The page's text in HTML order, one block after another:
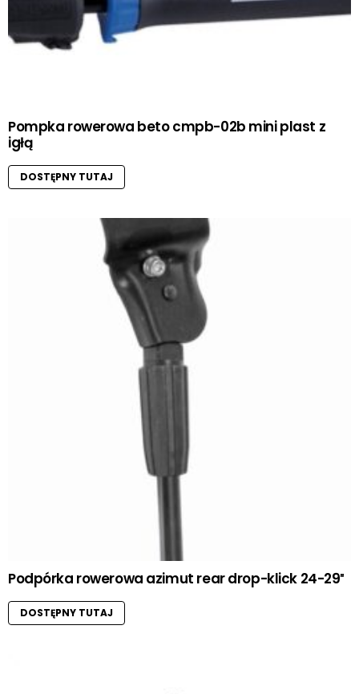
Pompka rowerowa beto cmpb-02b mini plast z
igłą
DOSTĘPNY TUTAJ
Podpórka rowerowa azimut rear drop-klick 24-29″
DOSTĘPNY TUTAJ